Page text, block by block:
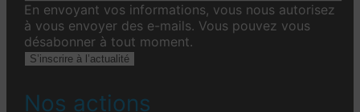
En envoyant vos informations, vous nous autorisez
à vous envoyer des e-mails. Vous pouvez vous
désabonner à tout moment.
S’inscrire à l’actualité
Nos actions